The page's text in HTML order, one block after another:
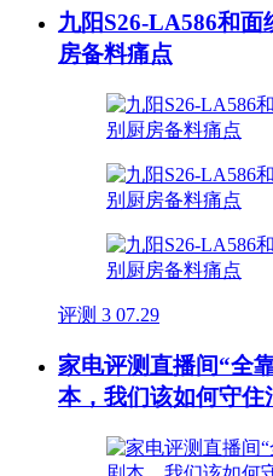
九阳S26-LA586和
房备料痛点
评测 3 07.29
家电评测直播间“全
本，我们该如何守住